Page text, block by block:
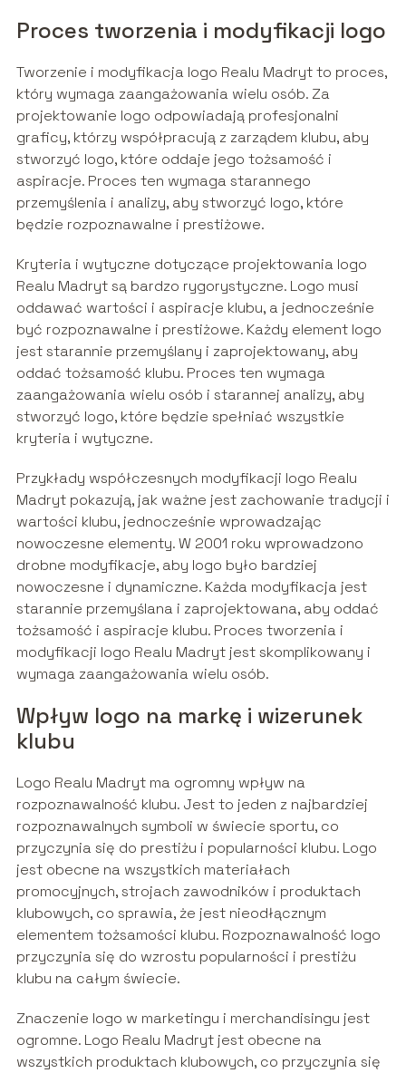
Proces tworzenia i modyfikacji logo
Tworzenie i modyfikacja logo Realu Madryt to proces,
który wymaga zaangażowania wielu osób. Za
projektowanie logo odpowiadają profesjonalni
graficy, którzy współpracują z zarządem klubu, aby
stworzyć logo, które oddaje jego tożsamość i
aspiracje. Proces ten wymaga starannego
przemyślenia i analizy, aby stworzyć logo, które
będzie rozpoznawalne i prestiżowe.
Kryteria i wytyczne dotyczące projektowania logo
Realu Madryt są bardzo rygorystyczne. Logo musi
oddawać wartości i aspiracje klubu, a jednocześnie
być rozpoznawalne i prestiżowe. Każdy element logo
jest starannie przemyślany i zaprojektowany, aby
oddać tożsamość klubu. Proces ten wymaga
zaangażowania wielu osób i starannej analizy, aby
stworzyć logo, które będzie spełniać wszystkie
kryteria i wytyczne.
Przykłady współczesnych modyfikacji logo Realu
Madryt pokazują, jak ważne jest zachowanie tradycji i
wartości klubu, jednocześnie wprowadzając
nowoczesne elementy. W 2001 roku wprowadzono
drobne modyfikacje, aby logo było bardziej
nowoczesne i dynamiczne. Każda modyfikacja jest
starannie przemyślana i zaprojektowana, aby oddać
tożsamość i aspiracje klubu. Proces tworzenia i
modyfikacji logo Realu Madryt jest skomplikowany i
wymaga zaangażowania wielu osób.
Wpływ logo na markę i wizerunek
klubu
Logo Realu Madryt ma ogromny wpływ na
rozpoznawalność klubu. Jest to jeden z najbardziej
rozpoznawalnych symboli w świecie sportu, co
przyczynia się do prestiżu i popularności klubu. Logo
jest obecne na wszystkich materiałach
promocyjnych, strojach zawodników i produktach
klubowych, co sprawia, że jest nieodłącznym
elementem tożsamości klubu. Rozpoznawalność logo
przyczynia się do wzrostu popularności i prestiżu
klubu na całym świecie.
Znaczenie logo w marketingu i merchandisingu jest
ogromne. Logo Realu Madryt jest obecne na
wszystkich produktach klubowych, co przyczynia się